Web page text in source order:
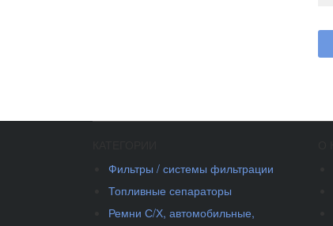
Фильтры / системы фильтрации
Топливные сепараторы
Ремни С/Х, автомобильные,